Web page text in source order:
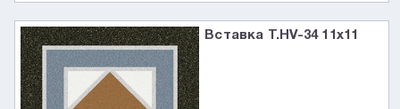
Вставка T.HV-34 11x11